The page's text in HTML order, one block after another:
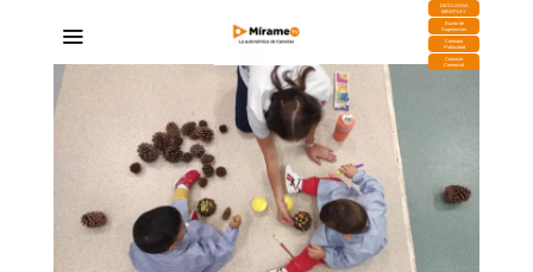
DESCARGA
MIRAPLAY
Buzón de
Sugerencias
Contratar
Publicidad
Contacto
Comercial